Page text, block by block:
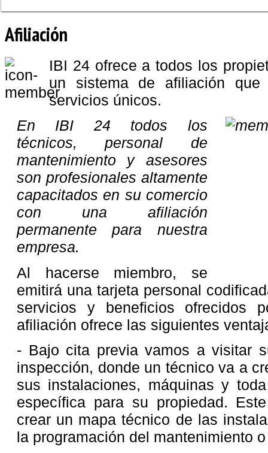
Afiliación
IBI 24 ofrece a todos los
un sistema de afiliación
servicios únicos.
En IBI 24 todos los
técnicos, personal de
mantenimiento y asesores
son profesionales altamente
capacitados en su comercio
con una afiliación
permanente para nuestra
empresa.
Al hacerse miembro, se
emitirá una tarjeta personal
servicios y beneficios ofrecidos
afiliación ofrece las siguientes
- Bajo cita previa vamos a visitar
inspección, donde un técnico va a
sus instalaciones, máquinas y
específica para su propiedad.
crear un mapa técnico de las
la programación del mantenimiento